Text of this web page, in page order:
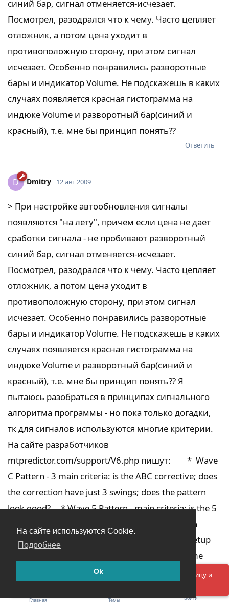
На сайте используются Cookie.
Подробнее
Ok
синий бар, сигнал отменяется-исчезает.
Посмотрел, разодрался что к чему. Часто цепляет
отложник, а потом цена уходит в
противоположную сторону, при этом сигнал
исчезает. Особенно понравились разворотные
бары и индикатор Volume. Не подскажешь в каких
случаях появляется красная гистограмма на
индюке Volume и разворотный бар(синий и
красный), т.е. мне бы принцип понять??
Ответить
D Dmitry 12 авг 2009
> При настройке автообновления сигналы
появляются "на лету", причем если цена не дает
сработки сигнала - не пробивают разворотный
синий бар, сигнал отменяется-исчезает.
Посмотрел, разодрался что к чему. Часто цепляет
отложник, а потом цена уходит в
противоположную сторону, при этом сигнал
исчезает. Особенно понравились разворотные
бары и индикатор Volume. Не подскажешь в каких
случаях появляется красная гистограмма на
индюке Volume и разворотный бар(синий и
красный), т.е. мне бы принцип понять?? Я
пытаюсь разобраться в принципах сигнального
алгоритма программы - но пока только догадки,
тк для сигналов используются многие критерии.
На сайте разработчиков
mtpredictor.com/support/V6.php пишут: * Wave
C Pattern - 3 main criteria: is the ABC corrective; does
the correction have just 3 swings; does the pattern
look good? * Wave 5 Pattern - main criteria: is the 5
wave pattern symmetrical and does it start at an
important pivot? * High Volume Spike (VSA) Setup
Part 1 - 3 main criteria: does the VSA High Volume
Spike bar break a prior high/low; does the VSA bar
level); is the VSA bar followed immediately by a
Упс! Что-то пошло не так. Пожалуйста, обновите страницу и
попробуйте ещё раз.
Главная Темы Войти